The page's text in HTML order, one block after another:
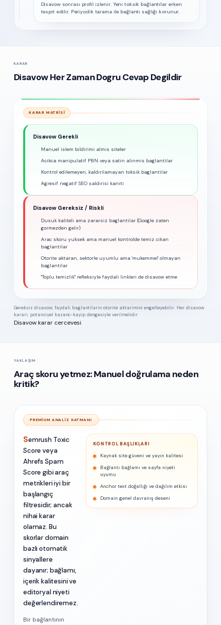
Disavow sonrası profil izlenir. Yeni toksik bağlantılar erken
tespit edilir. Periyodik tarama ile bağlantı sağlığı korunur.
KARAR
Disavow Her Zaman Dogru Cevap Degildir
KARAR MATRISI
Disavow Gerekli
Manuel islem bildirimi almis siteler
Acikca manipulatif PBN veya satin alinmis baglantilar
Kontrol edilemeyen, kaldirilamayan toksik baglantilar
Agresif negatif SEO saldirisi kaniti
Disavow Gereksiz / Riskli
Dusuk kaliteli ama zararsiz baglantilar (Google zaten
gormezden gelir)
Arac skoru yuksek ama manuel kontrolde temiz cikan
baglantilar
Otorite aktaran, sektorle uyumlu ama 'mukemmel' olmayan
baglantilar
"Toplu temizlik" refleksiyle faydali linkleri de disavow etme
Gereksiz disavow, faydali baglantilarin otorite aktarimini engelleyebilir. Her disavow
karari, potansiyel kazanc-kayip dengesiyle verilmelidir.
Disavow karar cercevesi
YAKLAŞIM
Araç skoru yetmez: Manuel doğrulama neden
kritik?
PREMIUM ANALIZ KATMANI
Semrush Toxic
Score veya
Ahrefs Spam
Score gibi araç
metrikleri iyi bir
başlangıç
filtresidir; ancak
nihai karar
olamaz. Bu
skorlar domain
bazlı otomatik
sinyallere
dayanır; bağlamı,
içerik kalitesini ve
editoryal niyeti
değerlendiremez.
Bir bağlantının
KONTROL BAŞLIKLARI
Kaynak site güveni ve yayın kalitesi
Bağlantı bağlamı ve sayfa niyeti
uyumu
Anchor text doğallığı ve dağılım etkisi
Domain genel davranış deseni